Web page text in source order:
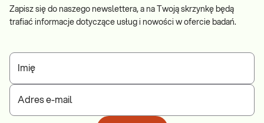
Zapisz się do naszego newslettera, a na Twoją skrzynkę będą
trafiać informacje dotyczące usług i nowości w ofercie badań.
Imię
Adres e-mail